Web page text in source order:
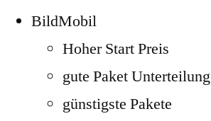
BildMobil
Hoher Start Preis
gute Paket Unterteilung
günstigste Pakete